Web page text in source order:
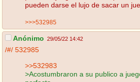
pueden darse el lujo de sacar un
>>>532985
Anónimo 29/05/22 14:42
/#/ 532985
>>532983
>Acostumbraron a su publico a